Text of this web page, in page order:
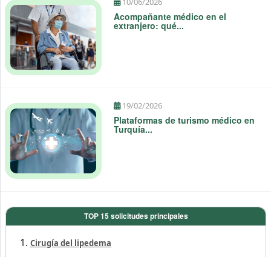
Acompañante médico en el
extranjero: qué...
19/02/2026
Plataformas de turismo médico en
Turquía...
TOP 15 solicitudes principales
Cirugía del lipedema